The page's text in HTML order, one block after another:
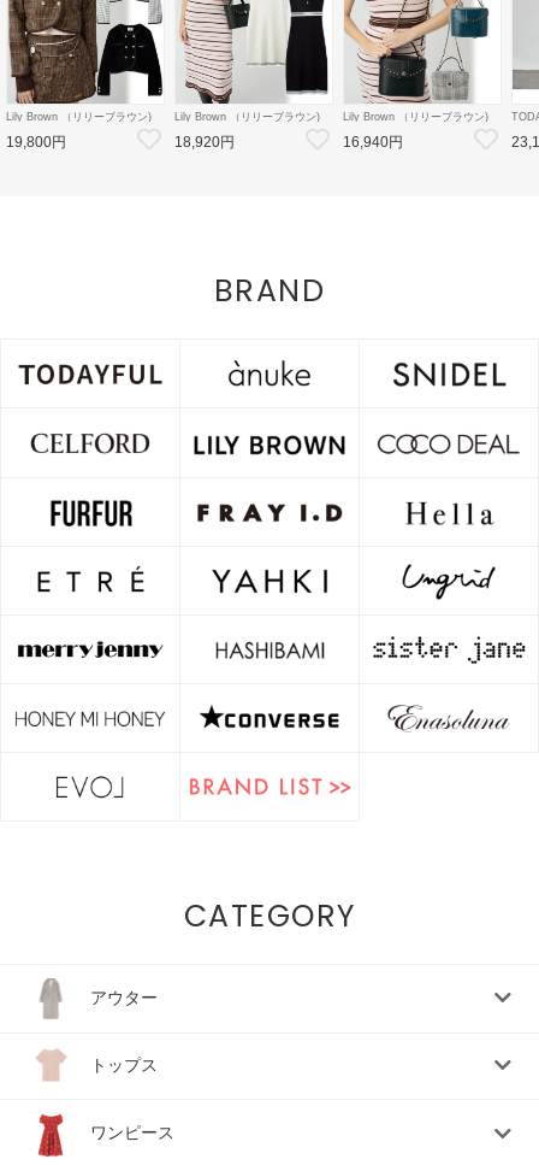
Lily Brown （リリーブラウン)
【LB×MARY QUANT】ダブル
ボタンジャケット 26秋冬
【LWFJ264100】ジャケット
19,800円
Lily Brown （リリーブラウン)
【LB×MARY QUANT】ポロニ
ットワンピース 26秋冬
【LWNO264110】フレアワンピ
18,920円
Lily Brown （リリーブラウン)
【LB×MARY QUANT】スタッ
ズバニティバッグ 26秋冬
【LWGB264343】ハンド・ショ
16,940円
26秋
BRAND
CATEGORY
アウター
トップス
ワンピース